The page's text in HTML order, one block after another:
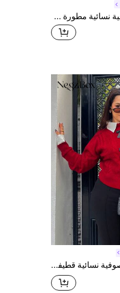
SHEIN كنزة صوفية نسائية مطورة من نوع الكريو ذات سماكة وتدفئة عالية، أكمام طويلة، بلوزة محبوكة للخريف والشتاء
NegzBox كنزة صوفية نسائية قطيفة وناعمة بتصميم فرنسي بشكل عقدة منسوجة، بأكمام طويلة للشتاء